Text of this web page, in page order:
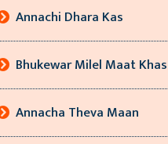
Annachi Dhara Kas
Bhukewar Milel Maat Khas
Annacha Theva Maan